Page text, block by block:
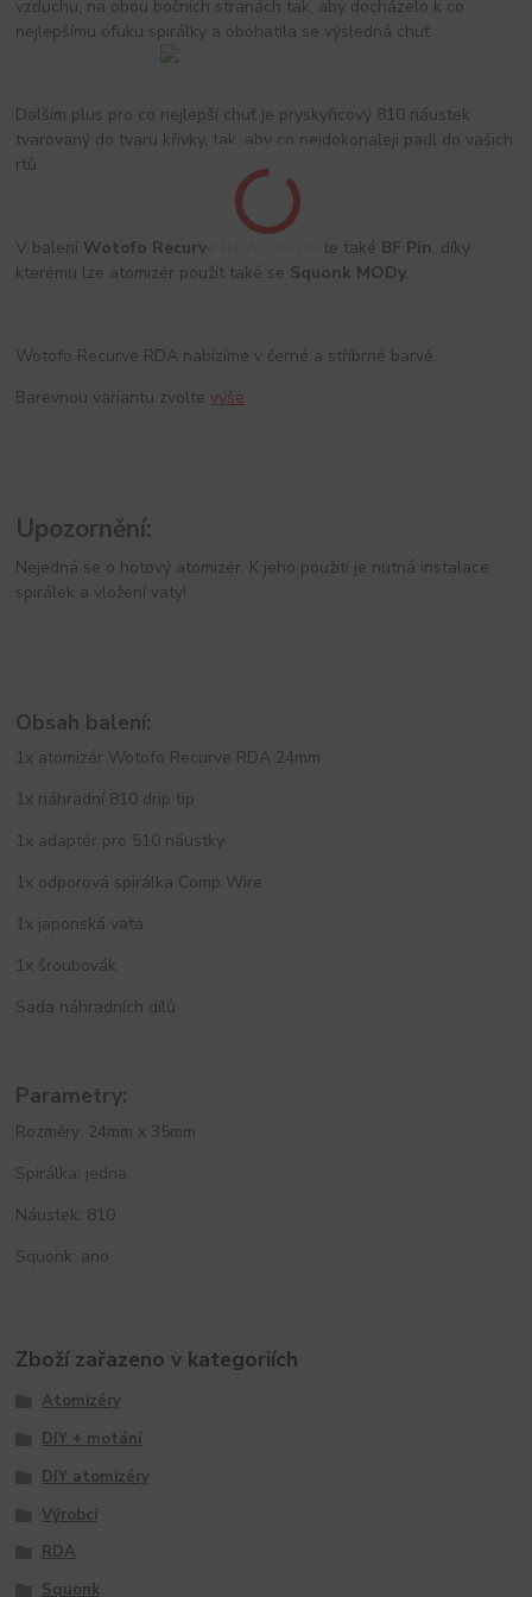
vzduchu, na obou bočních stranách tak, aby docházelo k co
nejlepšímu ofuku spirálky a obohatila se výsledná chuť.
Dalším plus pro co nejlepší chuť je pryskyřicový 810 náustek
tvarovaný do tvaru křivky, tak, aby co nejdokonaleji padl do vašich
rtů.
V balení Wotofo Recurve RDA naleznete také BF Pin, díky
kterému lze atomizér použít také se Squonk MODy.
Wotofo Recurve RDA nabízíme v černé a stříbrné barvě.
Barevnou variantu zvoltevýše
Upozornění:
Nejedná se o hotový atomizér. K jeho použití je nutná instalace
spirálek a vložení vaty!
Obsah balení:
1x atomizér Wotofo Recurve RDA 24mm
1x náhradní 810 drip tip
1x adaptér pro 510 náustky
1x odporová spirálka Comp Wire
1x japonská vata
1x šroubovák
Sada náhradních dílů
Parametry:
Rozměry: 24mm x 35mm
Spirálka: jedna
Náustek: 810
Squonk: ano
Zboží zařazeno v kategoriích
Atomizéry
DIY + motání
DIY atomizéry
Výrobci
RDA
Squonk